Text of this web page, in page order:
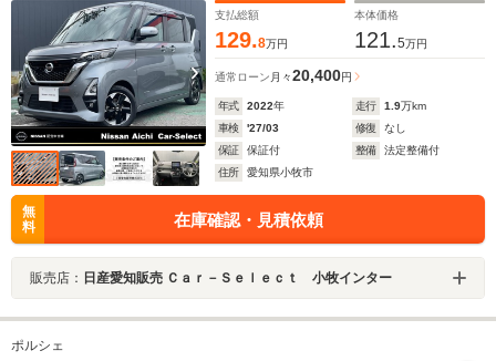
支払総額
129.8万円
本体価格
121.5万円
通常ローン 月々20,400円
年式 2022年 走行 1.9万km
車検
'27/03 修復
なし
保証
保証付 整備
法定整備付
住所
愛知県小牧市
無
料
在庫確認・見積依頼
販売店： 日産愛知販売 Ｃａｒ－Ｓｅｌｅｃｔ 小牧インター
ポルシェ